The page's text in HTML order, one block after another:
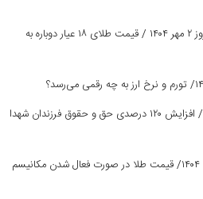
پیش بینی قیمت طلا و سکه امروز ۲ مهر ۱۴۰۴ / قیمت طلای ۱۸ عیار دوباره به
بانک دی در مسیر بهبود وضعیت/ افزایش ۱۲۰ درصدی حق و حقوق فرزندان شهدا
قیمت طلا و سکه امروز ۲۹ مرداد ۱۴۰۴/ قیمت طلا در صورت فعال شدن مکانیسم